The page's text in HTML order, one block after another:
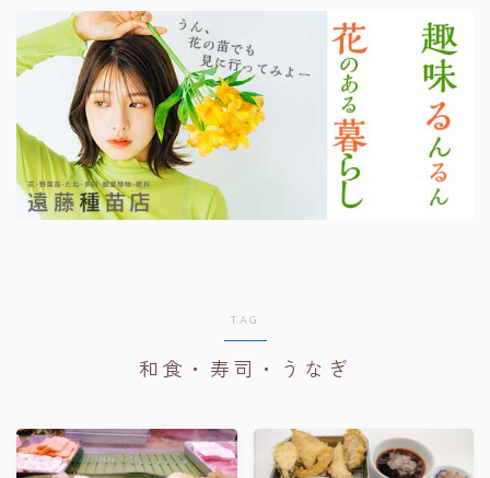
TAG
和食・寿司・うなぎ